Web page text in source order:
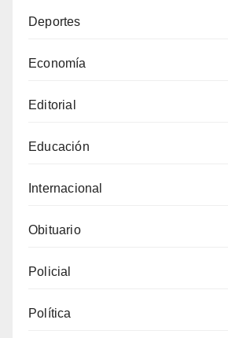
Deportes
Economía
Editorial
Educación
Internacional
Obituario
Policial
Política